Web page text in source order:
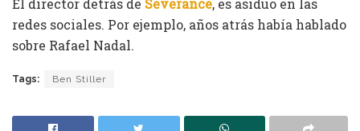
El director detrás de Severance, es asiduo en las
redes sociales. Por ejemplo, años atrás había hablado
sobre Rafael Nadal.
Tags: Ben Stiller